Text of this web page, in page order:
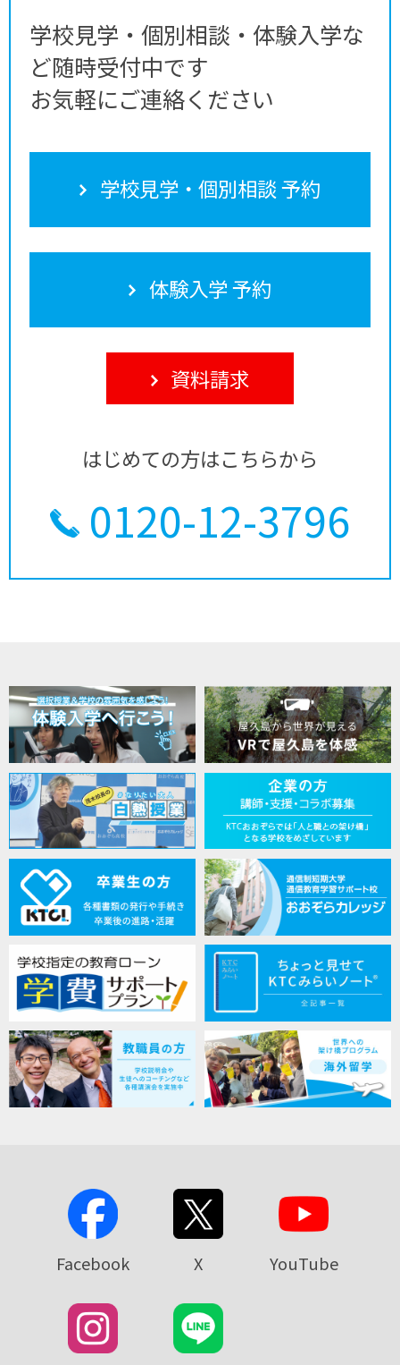
学校見学・個別相談・体験入学な
ど随時受付中です
お気軽にご連絡ください
学校見学・個別相談 予約
体験入学 予約
資料請求
はじめての方はこちらから
0120-12-3796
Facebook X YouTube